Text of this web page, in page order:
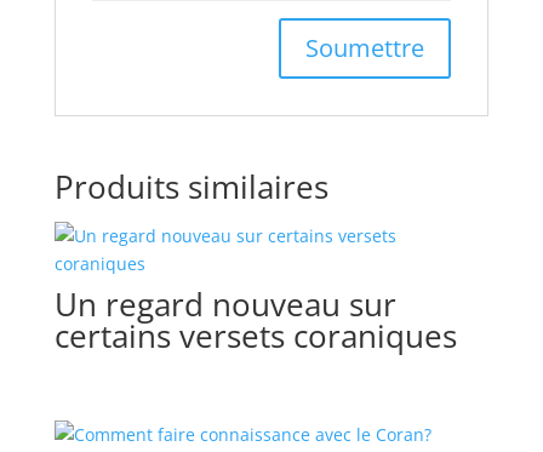
Produits similaires
Un regard nouveau sur
certains versets coraniques